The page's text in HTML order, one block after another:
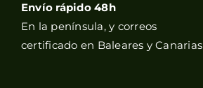
Envío rápido 48h
En la península, y correos
certificado en Baleares y Canarias